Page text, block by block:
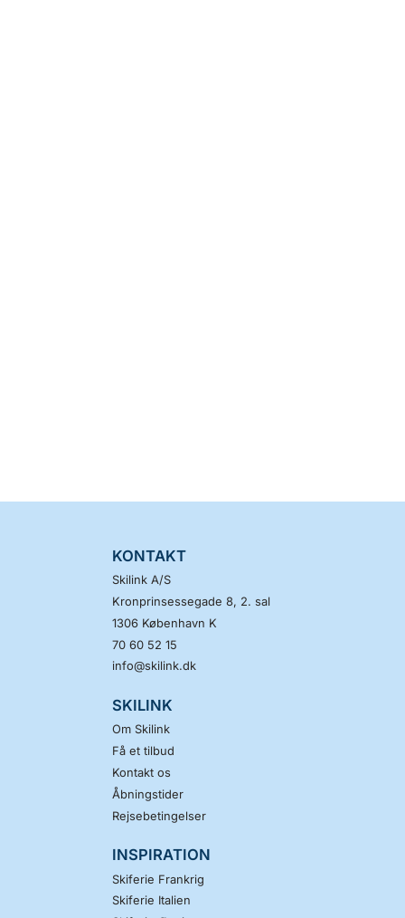
KONTAKT
Skilink A/S
Kronprinsessegade 8, 2. sal
1306 København K
70 60 52 15
info@skilink.dk
SKILINK
Om Skilink
Få et tilbud
Kontakt os
Åbningstider
Rejsebetingelser
INSPIRATION
Skiferie Frankrig
Skiferie Italien